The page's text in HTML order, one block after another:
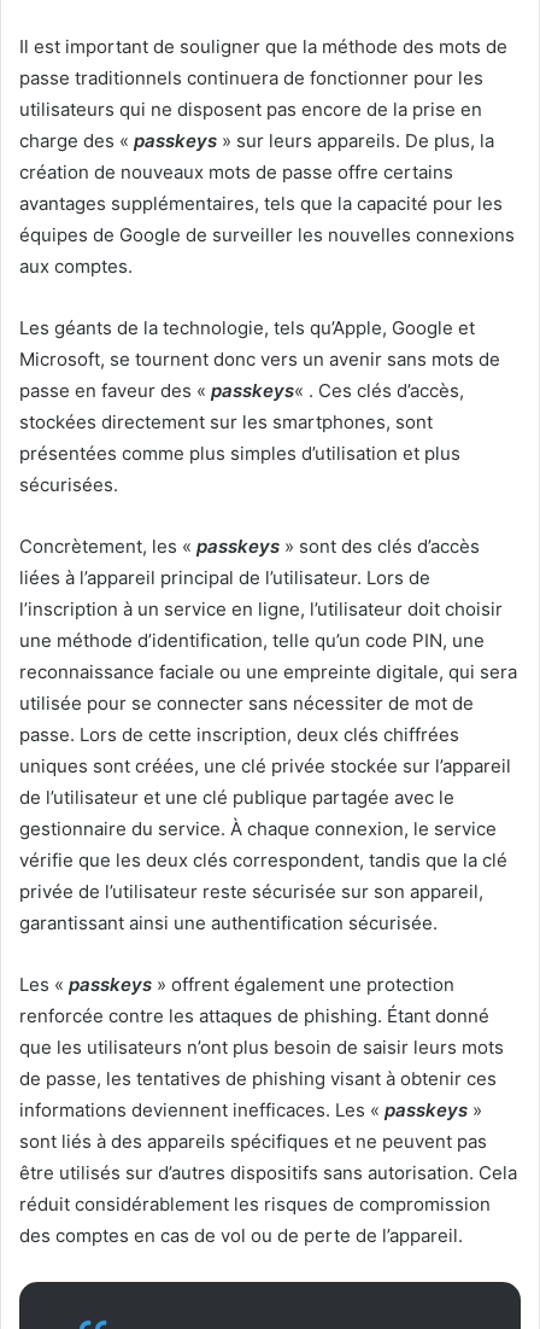
Il est important de souligner que la méthode des mots de
passe traditionnels continuera de fonctionner pour les
utilisateurs qui ne disposent pas encore de la prise en
charge des « passkeys » sur leurs appareils. De plus, la
création de nouveaux mots de passe offre certains
avantages supplémentaires, tels que la capacité pour les
équipes de Google de surveiller les nouvelles connexions
aux comptes.
Les géants de la technologie, tels qu’Apple, Google et
Microsoft, se tournent donc vers un avenir sans mots de
passe en faveur des « passkeys« . Ces clés d’accès,
stockées directement sur les smartphones, sont
présentées comme plus simples d’utilisation et plus
sécurisées.
Concrètement, les « passkeys » sont des clés d’accès
liées à l’appareil principal de l’utilisateur. Lors de
l’inscription à un service en ligne, l’utilisateur doit choisir
une méthode d’identification, telle qu’un code PIN, une
reconnaissance faciale ou une empreinte digitale, qui sera
utilisée pour se connecter sans nécessiter de mot de
passe. Lors de cette inscription, deux clés chiffrées
uniques sont créées, une clé privée stockée sur l’appareil
de l’utilisateur et une clé publique partagée avec le
gestionnaire du service. À chaque connexion, le service
vérifie que les deux clés correspondent, tandis que la clé
privée de l’utilisateur reste sécurisée sur son appareil,
garantissant ainsi une authentification sécurisée.
Les « passkeys » offrent également une protection
renforcée contre les attaques de phishing. Étant donné
que les utilisateurs n’ont plus besoin de saisir leurs mots
de passe, les tentatives de phishing visant à obtenir ces
informations deviennent inefficaces. Les « passkeys »
sont liés à des appareils spécifiques et ne peuvent pas
être utilisés sur d’autres dispositifs sans autorisation. Cela
réduit considérablement les risques de compromission
des comptes en cas de vol ou de perte de l’appareil.